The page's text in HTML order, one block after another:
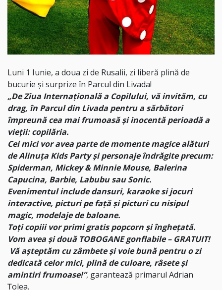
Luni 1 Iunie, a doua zi de Rusalii, zi liberă plină de
bucurie și surprize în Parcul din Livada!
„De Ziua Internațională a Copilului, vă invităm, cu
drag, în Parcul din Livada pentru a sărbători
împreună cea mai frumoasă și inocentă perioadă a
vieții: copilăria.
Cei mici vor avea parte de momente magice alături
de Alinuța Kids Party și personaje îndrăgite precum:
Spiderman, Mickey & Minnie Mouse, Balerina
Capucina, Barbie, Labubu sau Sonic.
Evenimentul include dansuri, karaoke si jocuri
interactive, picturi pe față și picturi cu nisipul
magic, modelaje de baloane.
Toți copiii vor primi gratis popcorn și înghețată.
Vom avea și două TOBOGANE gonflabile – GRATUIT!
Vă așteptăm cu zâmbete și voie bună pentru o zi
dedicată celor mici, plină de culoare, râsete și
amintiri frumoase!“, garantează primarul Adrian
Țolea.